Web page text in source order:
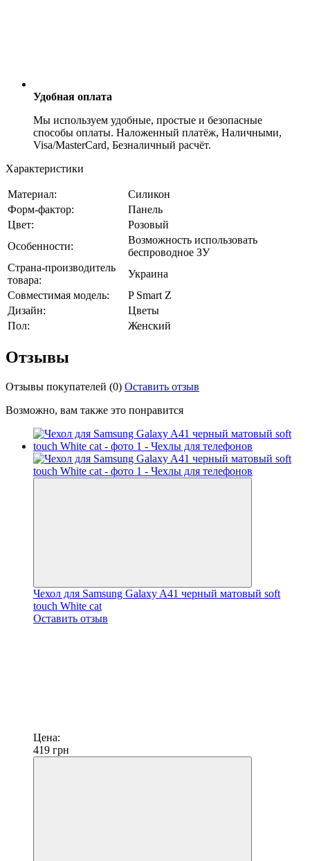
Удобная оплата
Мы используем удобные, простые и безопасные
способы оплаты. Наложенный платёж, Наличными,
Visa/MasterCard, Безналичный расчёт.
Характеристики
Материал:
Силикон
Форм-фактор:
Панель
Цвет:
Розовый
Особенности:
Возможность использовать
беспроводное ЗУ
Страна-производитель
товара:
Украина
Совместимая модель:
P Smart Z
Дизайн:
Цветы
Пол:
Женский
Отзывы
Отзывы покупателей (0) Оставить отзыв
Возможно, вам также это понравится
Чехол для Samsung Galaxy A41 черный матовый soft
touch White cat
Оставить отзыв
Цена:
419 грн